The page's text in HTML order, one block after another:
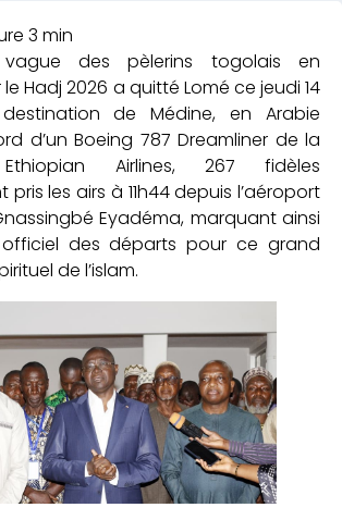
des pèlerins togolais en
Hadj 2026 a quitté Lomé ce jeudi 14
de Médine, en Arabie
d’un Boeing 787 Dreamliner de la
Airlines, 267 fidèles
les airs à 11h44 depuis l’aéroport
Eyadéma, marquant ainsi
des départs pour ce grand
de l’islam.